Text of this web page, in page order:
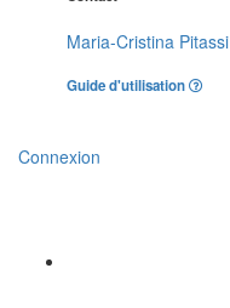
Maria-Cristina Pitassi
Guide d'utilisation
Connexion